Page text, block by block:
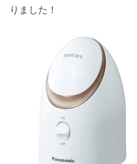
りました！